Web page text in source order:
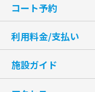
コート予約
利用料金/支払い
施設ガイド